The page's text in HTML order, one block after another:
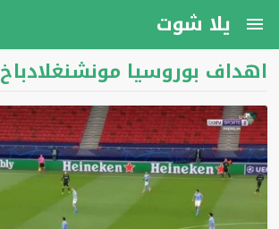
يلا شوت
اهداف بوروسيا مونشنغلادباخ